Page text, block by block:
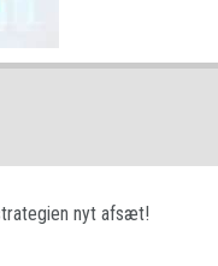
nyt afsæt!